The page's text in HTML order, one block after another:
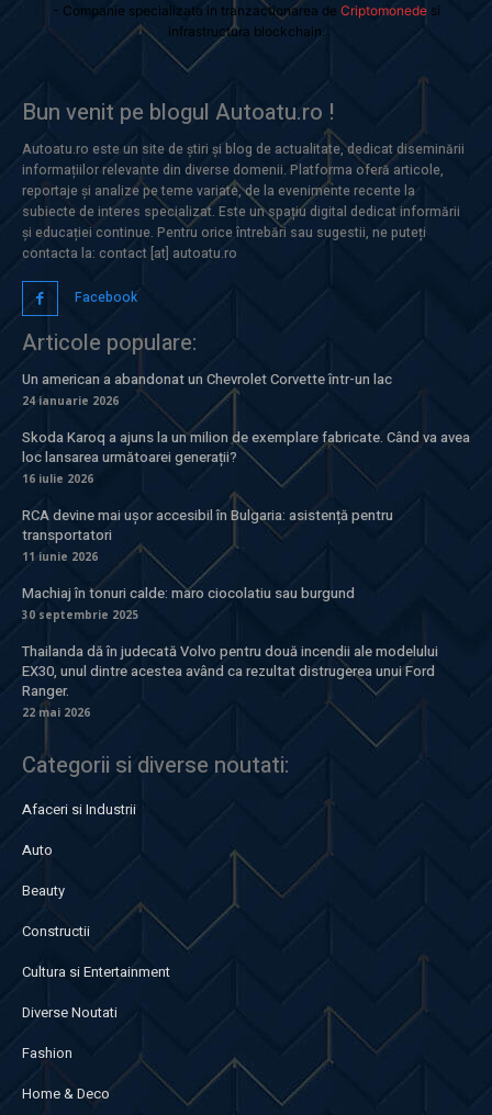
- Companie specializata in tranzactionarea de Criptomonedesi
infrastructura blockchain.
Bun venit pe blogul Autoatu.ro !
Autoatu.ro este un site de știri și blog de actualitate, dedicat diseminării
informațiilor relevante din diverse domenii. Platforma oferă articole,
reportaje și analize pe teme variate, de la evenimente recente la
subiecte de interes specializat. Este un spațiu digital dedicat informării
și educației continue. Pentru orice întrebări sau sugestii, ne puteți
contacta la: contact [at] autoatu.ro
Facebook
Articole populare:
Un american a abandonat un Chevrolet Corvette într-un lac
24 ianuarie 2026
Skoda Karoq a ajuns la un milion de exemplare fabricate. Când va avea
loc lansarea următoarei generații?
16 iulie 2026
RCA devine mai ușor accesibil în Bulgaria: asistență pentru
transportatori
11 iunie 2026
Machiaj în tonuri calde: maro ciocolatiu sau burgund
30 septembrie 2025
Thailanda dă în judecată Volvo pentru două incendii ale modelului
EX30, unul dintre acestea având ca rezultat distrugerea unui Ford
Ranger.
22 mai 2026
Categorii si diverse noutati:
Afaceri si Industrii
Auto
Beauty
Constructii
Cultura si Entertainment
Diverse Noutati
Fashion
Home & Deco